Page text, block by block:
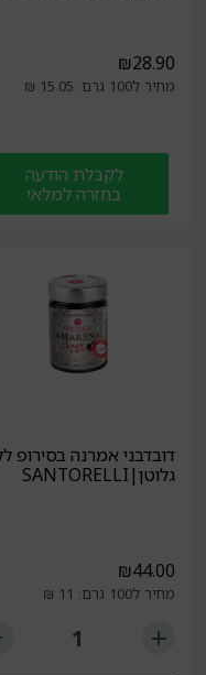
₪28.90
מחיר ל100 גרם: 15.05 ₪
לקבלת הודעה
בחזרה למלאי
דובדבני אמרנה בסירופ
גלוטן|SANTORELLI
₪44.00
מחיר ל100 גרם: 11 ₪